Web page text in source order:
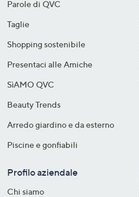
Parole di QVC
Taglie
Shopping sostenibile​
Presentaci alle Amiche
SìAMO QVC
Beauty Trends
Arredo giardino e da esterno
Piscine e gonfiabili
Profilo aziendale
Chi siamo